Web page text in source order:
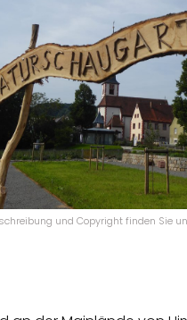
und Copyright finden Sie